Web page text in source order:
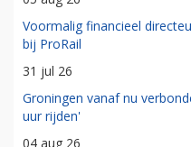
Voormalig financieel
bij ProRail
31 jul 26
Groningen vanaf nu
uur rijden'
04 aug 26